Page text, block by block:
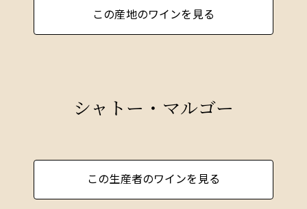
この産地のワインを見る
シャトー・マルゴー
この生産者のワインを見る